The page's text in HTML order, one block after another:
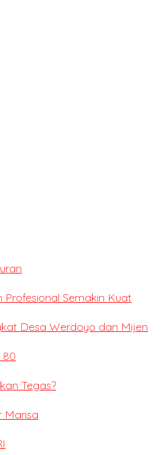
Semakin Kuat
Desa Werdoyo dan Mijen
80
Tegas?
Marisa